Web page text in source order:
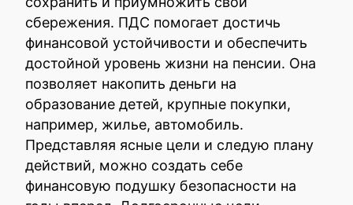
сбережения. ПДС помогает достичь
финансовой устойчивости и обеспечить
достойной уровень жизни на пенсии. Она
позволяет накопить деньги на
образование детей, крупные покупки,
например, жилье, автомобиль.
Представляя ясные цели и следую плану
действий, можно создать себе
финансовую подушку безопасности на